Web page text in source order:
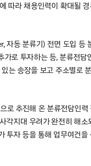
따라 채용인력이 확대될
동 분류기) 전면 도입 등
로 투자하는 등, 분류전담
는 송장을 보고 주소별로
로 추진해 온 분류전담인
각지대 우려가 완전히 해
투자 등을 통해 업무여건을